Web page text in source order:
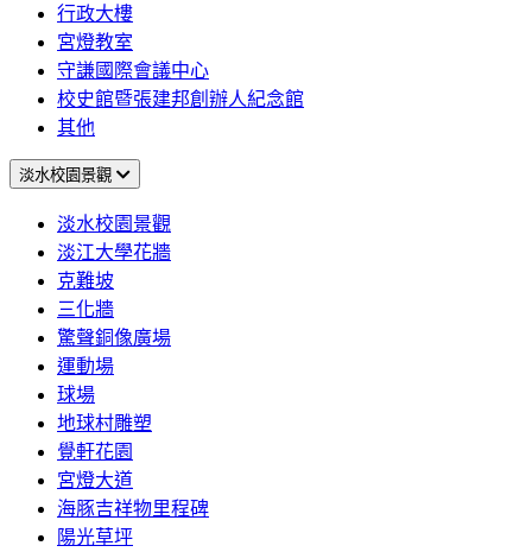
行政大樓
宮燈教室
守謙國際會議中心
校史館暨張建邦創辦人紀念館
其他
淡水校園景觀
淡水校園景觀
淡江大學花牆
克難坡
三化牆
驚聲銅像廣場
運動場
球場
地球村雕塑
覺軒花園
宮燈大道
海豚吉祥物里程碑
陽光草坪